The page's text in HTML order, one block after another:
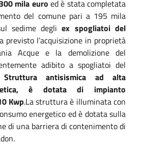
mila euro ed è stata completata
del comune pari a 195 mila
sedime degliex spogliatoi del
previsto l’acquisizione in proprietà
Acque e la demolizione del
adibito a spogliatoi del
Struttura antisismica ad alta
è dotata di impianto
Kwp.La struttura è illuminata con
energetico ed è dotata sulla
di una barriera di contenimento di